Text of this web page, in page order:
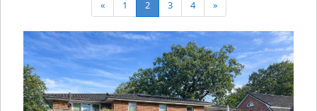
« 1 2 3 4 »